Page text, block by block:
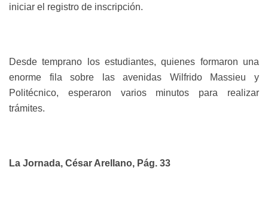
iniciar el registro de inscripción.
Desde temprano los estudiantes, quienes formaron una
enorme fila sobre las avenidas Wilfrido Massieu y
Politécnico, esperaron varios minutos para realizar
trámites.
La Jornada, César Arellano, Pág. 33